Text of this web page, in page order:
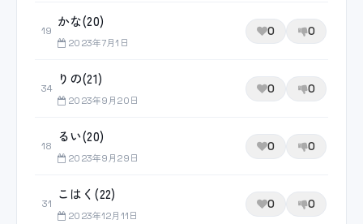
19
かな(20)
2023年7月1日
0 0
34
りの(21)
2023年9月20日
0 0
18
るい(20)
2023年9月29日
0 0
31
こはく(22)
2023年12月11日
0 0